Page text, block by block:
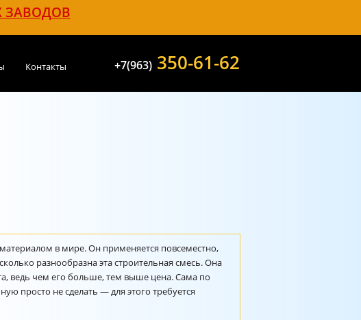
ЗАВОДОВ
Контакты +7(963) 350-61-62
в мире. Он применяется повсеместно,
разнообразна эта строительная смесь. Она
ведь чем его больше, тем выше цена. Сама по
просто не сделать — для этого требуется